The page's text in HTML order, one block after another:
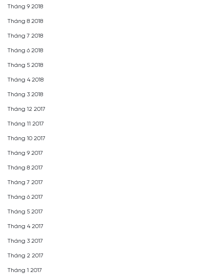
Tháng 9 2018
Tháng 8 2018
Tháng 7 2018
Tháng 6 2018
Tháng 5 2018
Tháng 4 2018
Tháng 3 2018
Tháng 12 2017
Tháng 11 2017
Tháng 10 2017
Tháng 9 2017
Tháng 8 2017
Tháng 7 2017
Tháng 6 2017
Tháng 5 2017
Tháng 4 2017
Tháng 3 2017
Tháng 2 2017
Tháng 1 2017